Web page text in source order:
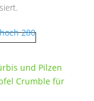
und Pilzen
Crumble für